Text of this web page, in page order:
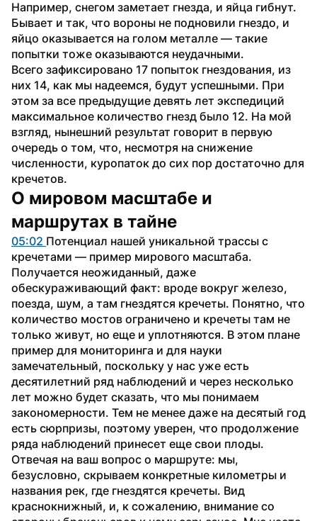
Например, снегом заметает гнезда, и яйца гибнут.
Бывает и так, что вороны не подновили гнездо, и
яйцо оказывается на голом металле — такие
попытки тоже оказываются неудачными.
Всего зафиксировано 17 попыток гнездования, из
них 14, как мы надеемся, будут успешными. При
этом за все предыдущие девять лет экспедиций
максимальное количество гнезд было 12. На мой
взгляд, нынешний результат говорит в первую
очередь о том, что, несмотря на снижение
численности, куропаток до сих пор достаточно для
кречетов.
О мировом масштабе и
маршрутах в тайне
05:02 Потенциал нашей уникальной трассы с
кречетами — пример мирового масштаба.
Получается неожиданный, даже
обескураживающий факт: вроде вокруг железо,
поезда, шум, а там гнездятся кречеты. Понятно, что
количество мостов ограничено и кречеты там не
только живут, но еще и уплотняются. В этом плане
пример для мониторинга и для науки
замечательный, поскольку у нас уже есть
десятилетний ряд наблюдений и через несколько
лет можно будет сказать, что мы понимаем
закономерности. Тем не менее даже на десятый год
есть сюрпризы, поэтому уверен, что продолжение
ряда наблюдений принесет еще свои плоды.
Отвечая на ваш вопрос о маршруте: мы,
безусловно, скрываем конкретные километры и
названия рек, где гнездятся кречеты. Вид
краснокнижный, и, к сожалению, внимание со